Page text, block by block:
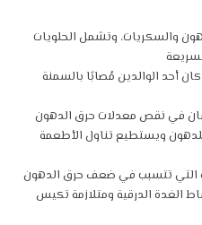
والسكريات، وتشمل الحلويات
كان أحد الوالدين مُصابًا بالسمنة
في نقص معدلات حرق الدهون
ويستطيع تناول الأطعمة
التي تتسبب في ضعف حرق الدهون
الغدة الدرقية ومتلازمة تكيس